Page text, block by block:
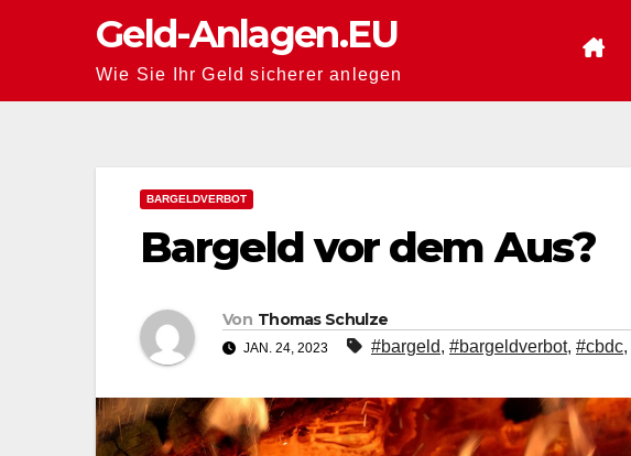
Geld-Anlagen.EU
Wie Sie Ihr Geld sicherer anlegen
BARGELDVERBOT
Bargeld vor dem Aus?
Von Thomas Schulze
JAN. 24, 2023 #bargeld, #bargeldverbot, #cbdc,